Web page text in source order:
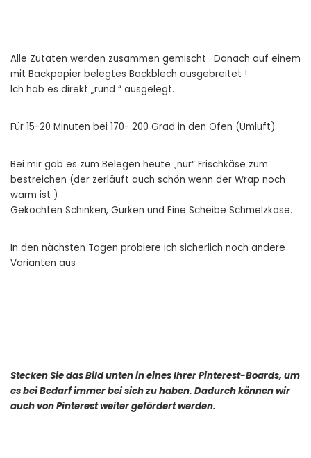
Alle Zutaten werden zusammen gemischt . Danach auf einem
mit Backpapier belegtes Backblech ausgebreitet !
Ich hab es direkt „rund “ ausgelegt.
Für 15-20 Minuten bei 170- 200 Grad in den Ofen (Umluft).
Bei mir gab es zum Belegen heute „nur“ Frischkäse zum
bestreichen (der zerläuft auch schön wenn der Wrap noch
warm ist )
Gekochten Schinken, Gurken und Eine Scheibe Schmelzkäse.
In den nächsten Tagen probiere ich sicherlich noch andere
Varianten aus
Stecken Sie das Bild unten in eines Ihrer Pinterest-Boards, um
es bei Bedarf immer bei sich zu haben. Dadurch können wir
auch von Pinterest weiter gefördert werden.